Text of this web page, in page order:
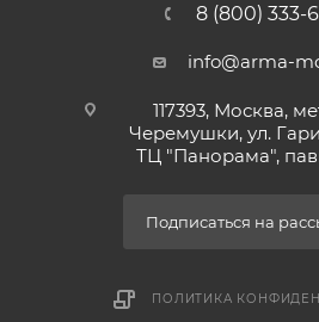
8 (800) 333-
info@arma-
117393, Москва,
Черемушки, ул.
ТЦ "Панорама",
Подписаться на
ПОЛИТИКА